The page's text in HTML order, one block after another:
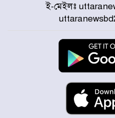
আগামী
জুলাই
ই-মেইলঃ